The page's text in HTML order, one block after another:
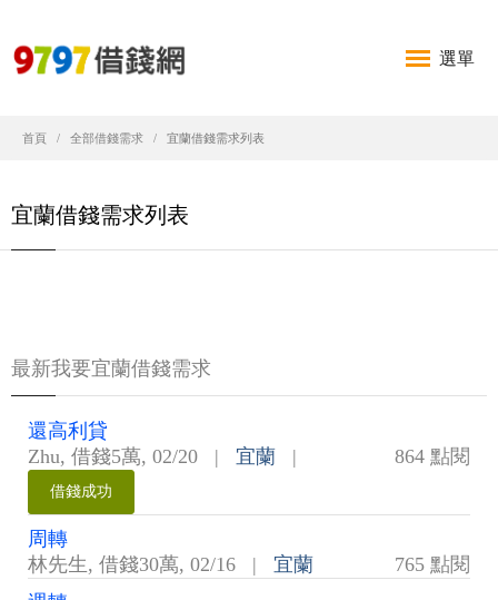
選單
首頁 全部借錢需求 宜蘭借錢需求列表
宜蘭借錢需求列表
最新我要宜蘭借錢需求
還高利貸
Zhu, 借錢5萬, 02/20 | 宜蘭 864 點閱
|
借錢成功
周轉
林先生, 借錢30萬, 02/16 | 宜蘭
765 點閱